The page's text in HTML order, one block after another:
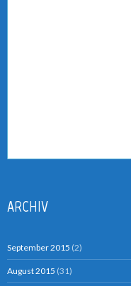
ARCHIV
September 2015 (2)
August 2015 (31)